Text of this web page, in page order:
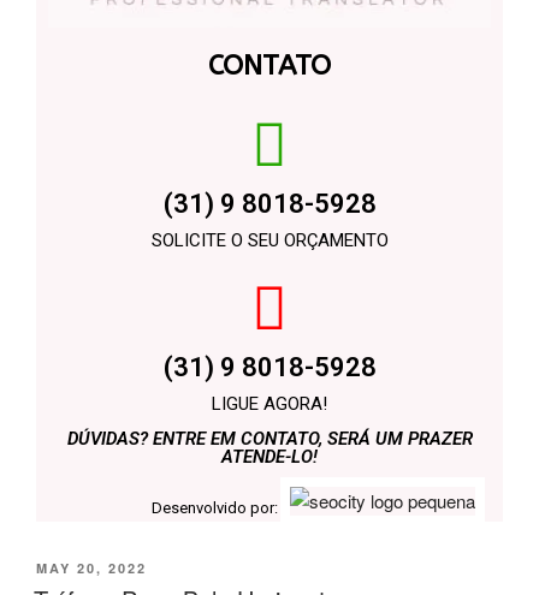
CONTATO
(31) 9 8018-5928
SOLICITE O SEU ORÇAMENTO
(31) 9 8018-5928
LIGUE AGORA!
DÚVIDAS? ENTRE EM CONTATO, SERÁ UM PRAZER
ATENDE-LO!
Desenvolvido por:
MAY 20, 2022